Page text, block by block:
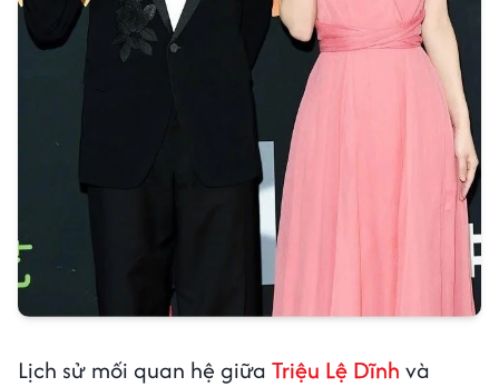
Lịch sử mối quan hệ giữa Triệu Lệ Dĩnh và